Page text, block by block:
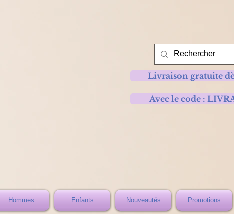
Livraison gratuite
Avec le code :
Hommes Enfants Nouveautés Promotions